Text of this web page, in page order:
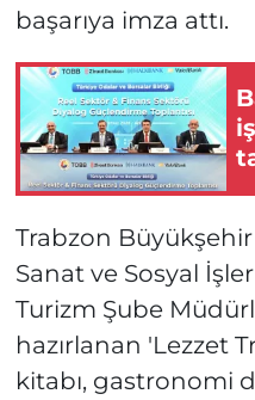
başarıya imza attı.
Trabzon
Sanat ve Sosyal
Turizm Şube
hazırlanan 'Lezzet
kitabı, gastronomi